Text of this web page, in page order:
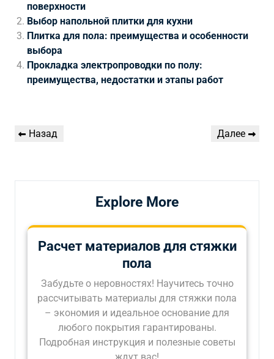
поверхности
Выбор напольной плитки для кухни
Плитка для пола: преимущества и особенности
выбора
Прокладка электропроводки по полу:
преимущества, недостатки и этапы работ
Навигация
Предыдущая
Назад
Следующая
Далее
Explore More
Расчет материалов для стяжки
пола
Забудьте о неровностях! Научитесь точно
рассчитывать материалы для стяжки пола
– экономия и идеальное основание для
любого покрытия гарантированы.
Подробная инструкция и полезные советы